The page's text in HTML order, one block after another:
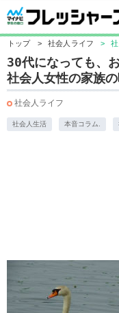
トップ > 社会人ライフ >
30代になっても、
社会人女性の家族
社会人ライフ
社会人生活 本音コラム.